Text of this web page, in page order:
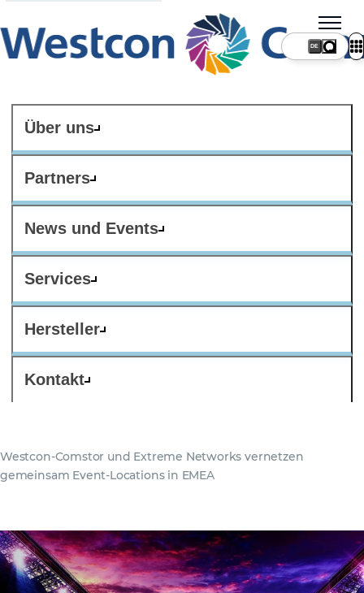
Über uns
Partners
News und Events
Services
Hersteller
Kontakt
DE
Westcon-Comstor und Extreme Networks vernetzen
gemeinsam Event-Locations in EMEA